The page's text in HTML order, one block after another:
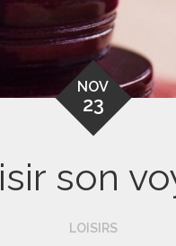
NOV
23
son
LOISIRS